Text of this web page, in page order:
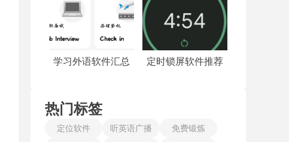
学习外语软件汇总 定时锁屏软件推荐
热门标签
定位软件 听英语广播
免费锻炼